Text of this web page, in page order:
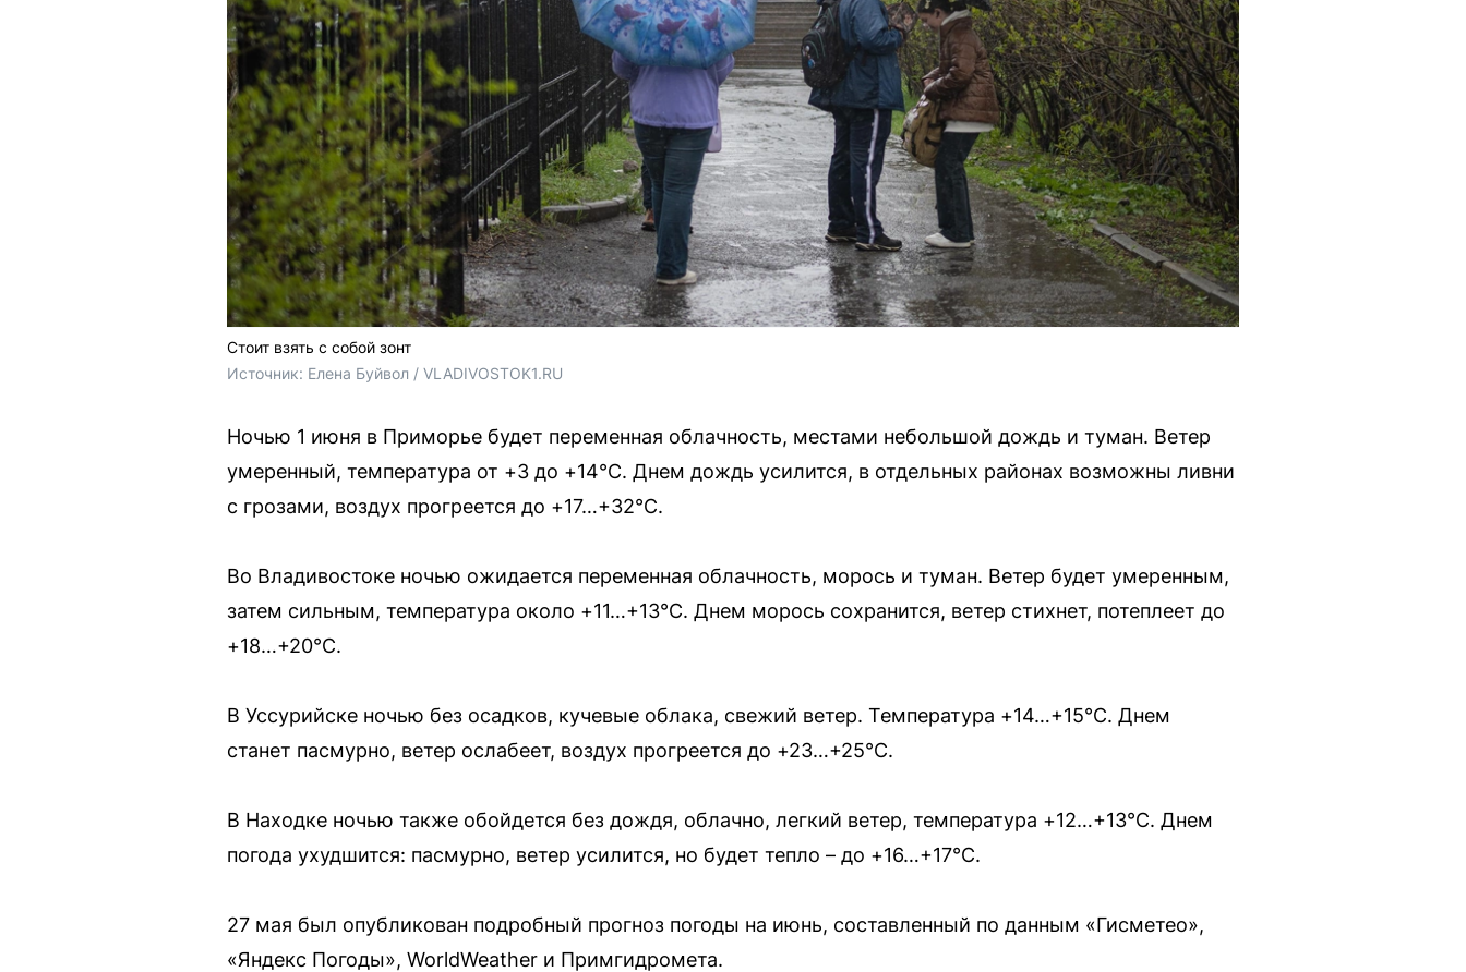
Стоит взять с собой зонт
Источник: Елена Буйвол / VLADIVOSTOK1.RU
Ночью 1 июня в Приморье будет переменная облачность, местами небольшой дождь и туман. Ветер
умеренный, температура от +3 до +14°C. Днем дождь усилится, в отдельных районах возможны ливни
с грозами, воздух прогреется до +17…+32°C.
Во Владивостоке ночью ожидается переменная облачность, морось и туман. Ветер будет умеренным,
затем сильным, температура около +11…+13°C. Днем морось сохранится, ветер стихнет, потеплеет до
+18…+20°C.
В Уссурийске ночью без осадков, кучевые облака, свежий ветер. Температура +14…+15°C. Днем
станет пасмурно, ветер ослабеет, воздух прогреется до +23…+25°C.
В Находке ночью также обойдется без дождя, облачно, легкий ветер, температура +12…+13°C. Днем
погода ухудшится: пасмурно, ветер усилится, но будет тепло – до +16…+17°C.
27 мая был опубликован подробный прогноз погоды на июнь, составленный по данным «Гисметео»,
«Яндекс Погоды», WorldWeather и Примгидромета.